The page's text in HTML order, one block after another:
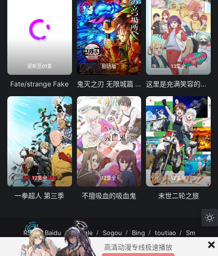
更新至01集
Fate/strange Fake
剧场版
鬼灭之刃 无限城篇 第一章 猗窝座再袭
13集全
这里是充满笑容的职场。
12集全
一拳超人 第三季
12集全
不擅吸血的吸血鬼
12集全
末世二轮之旅
RSS Baidu Google Sogou Bing toutiao Sm
MuteFun动漫网站-无声乐趣-(゜-゜)つロ 干杯~MuteFun动漫网站所有内容均来
自互联网分享站点所提供的公开引用资源，未提供资源上传、存储服务。
×
高清动漫专线极速播放